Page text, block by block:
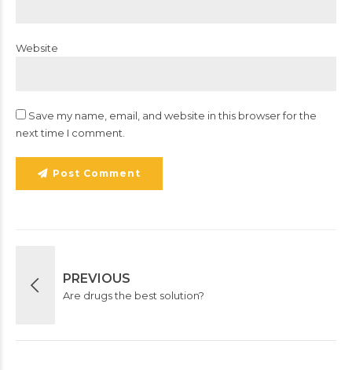
Website
Save my name, email, and website in this browser for the
next time I comment.
Post Comment
PREVIOUS
Are drugs the best solution?